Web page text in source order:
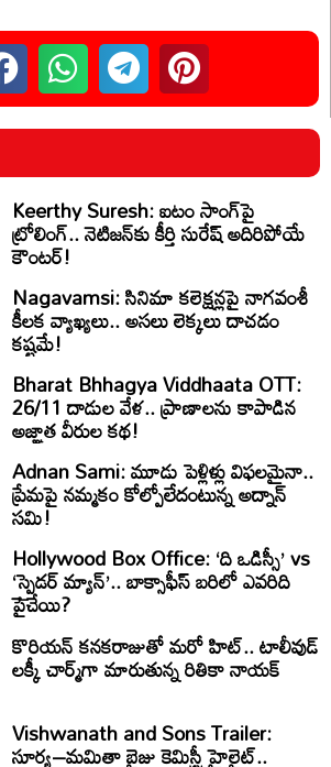
Keerthy Suresh: ఐటం సాంగ్‌పై
ట్రోలింగ్.. నెటిజన్‌కు కీర్తి సురేష్ అదిరిపోయే
కౌంటర్!
Nagavamsi: సినిమా కలెక్షన్లపై నాగవంశీ
కీలక వ్యాఖ్యలు.. అసలు లెక్కలు దాచడం
కష్టమే!
Bharat Bhhagya Viddhaata OTT:
26/11 దాడుల వేళ.. ప్రాణాలను కాపాడిన
అజ్ఞాత వీరుల కథ!
Adnan Sami: మూడు పెళ్లిళ్లు విఫలమైనా..
ప్రేమపై నమ్మకం కోల్పోలేదంటున్న అద్నాన్
సమి!
Hollywood Box Office: ‘ది ఒడిస్సీ’ vs
‘స్పైడర్ మ్యాన్’.. బాక్సాఫీస్ బరిలో ఎవరిది
పైచేయి?
కొరియన్ కనకరాజుతో మరో హిట్.. టాలీవుడ్
లక్కీ చార్మ్‌గా మారుతున్న రితికా నాయక్
Vishwanath and Sons Trailer:
సూర్య–మమితా బైజు కెమిస్ట్రీ హైలైట్..